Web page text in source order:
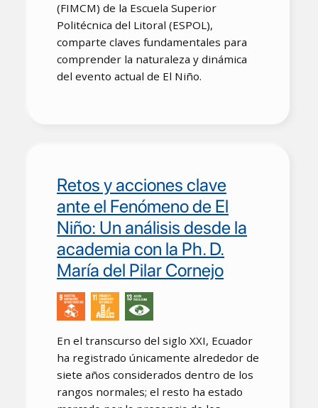
(FIMCM) de la Escuela Superior
Politécnica del Litoral (ESPOL),
comparte claves fundamentales para
comprender la naturaleza y dinámica
del evento actual de El Niño.
Retos y acciones clave
ante el Fenómeno de El
Niño: Un análisis desde la
academia con la Ph. D.
María del Pilar Cornejo
En el transcurso del siglo XXI, Ecuador
ha registrado únicamente alrededor de
siete años considerados dentro de los
rangos normales; el resto ha estado